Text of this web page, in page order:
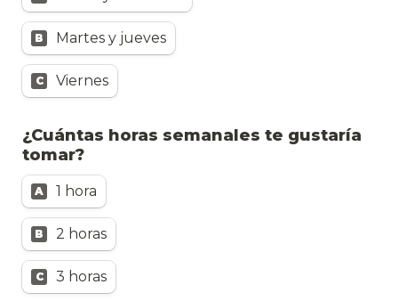
B Martes y jueves
C Viernes
¿Cuántas horas semanales te gustaría
tomar?
A 1 hora
B 2 horas
C 3 horas